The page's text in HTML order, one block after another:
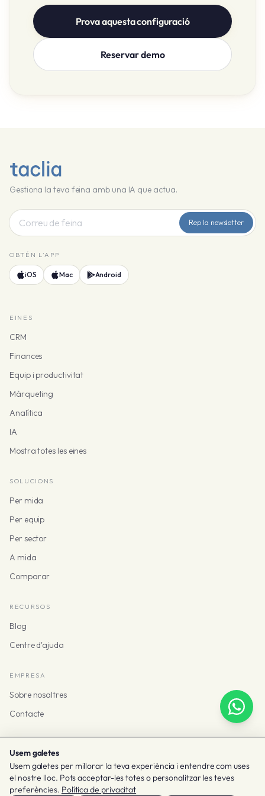
Prova aquesta configuració
Reservar demo
Gestiona la teva feina amb una IA que actua.
Rep la newsletter
OBTÉN L'APP
iOS Mac Android
EINES
CRM
Finances
Equip i productivitat
Màrqueting
Analítica
IA
Mostra totes les eines
SOLUCIONS
Per mida
Per equip
Per sector
A mida
Comparar
RECURSOS
Blog
Centre d'ajuda
EMPRESA
Sobre nosaltres
Contacte
© 2026 Taclia
Termes i privadesaGaletesConfigurar les galetes
Usem galetes
Usem galetes per millorar la teva experiència i entendre com uses
el nostre lloc. Pots acceptar-les totes o personalitzar les teves
preferències. Política de privacitat